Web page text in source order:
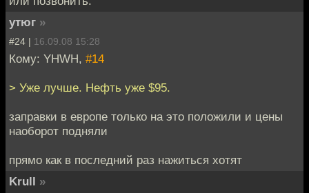
утюг »
#24 | 16.09.08 15:28
Кому: YHWH, #14
> Уже лучше. Нефть уже $95.
заправки в европе только на это положили и цены
наоборот подняли
прямо как в последний раз нажиться хотят
Krull »